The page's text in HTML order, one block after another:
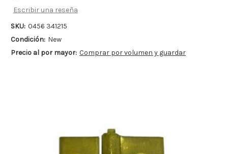
Escribir una reseña
SKU: 0456 341215
Condición: New
Precio al por mayor: Comprar por volumen y guardar